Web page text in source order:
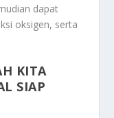
dapat
oksigen, serta
KITA
SIAP